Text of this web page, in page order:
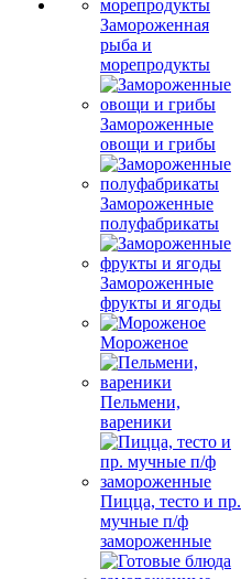
Замороженная
рыба и
морепродукты
Замороженные
овощи и грибы
Замороженные
полуфабрикаты
Замороженные
фрукты и ягоды
Мороженое
Пельмени,
вареники
Пицца, тесто и пр.
мучные п/ф
замороженные